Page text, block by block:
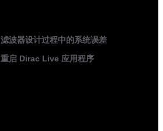
滤波器设计过程中的系统误差
重启 Dirac Live 应用程序